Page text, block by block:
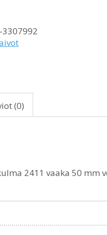
3307992
(0)
2411 vaaka 50 mm